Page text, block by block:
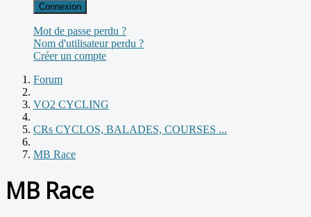
Connexion
Mot de passe perdu ?
Nom d'utilisateur perdu ?
Créer un compte
Forum
VO2 CYCLING
CRs CYCLOS, BALADES, COURSES ...
MB Race
MB Race